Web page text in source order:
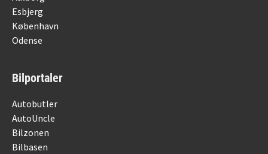
Esbjerg
København
Odense
Bilportaler
Autobutler
AutoUncle
Bilzonen
Bilbasen